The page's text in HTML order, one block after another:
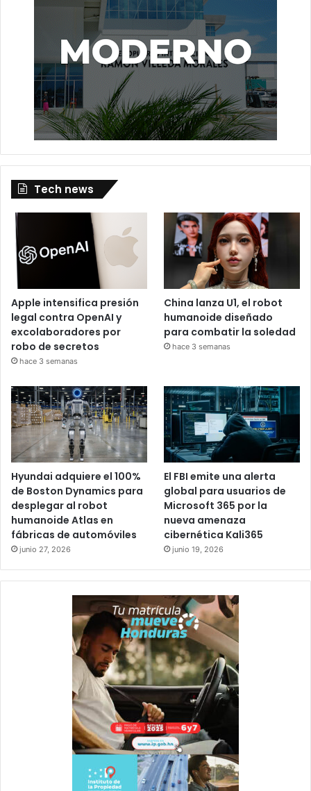
Tech news
Apple intensifica presión
legal contra OpenAI y
excolaboradores por
robo de secretos
hace 3 semanas
China lanza U1, el robot
humanoide diseñado
para combatir la soledad
hace 3 semanas
Hyundai adquiere el 100%
de Boston Dynamics para
desplegar al robot
humanoide Atlas en
fábricas de automóviles
junio 27, 2026
El FBI emite una alerta
global para usuarios de
Microsoft 365 por la
nueva amenaza
cibernética Kali365
junio 19, 2026